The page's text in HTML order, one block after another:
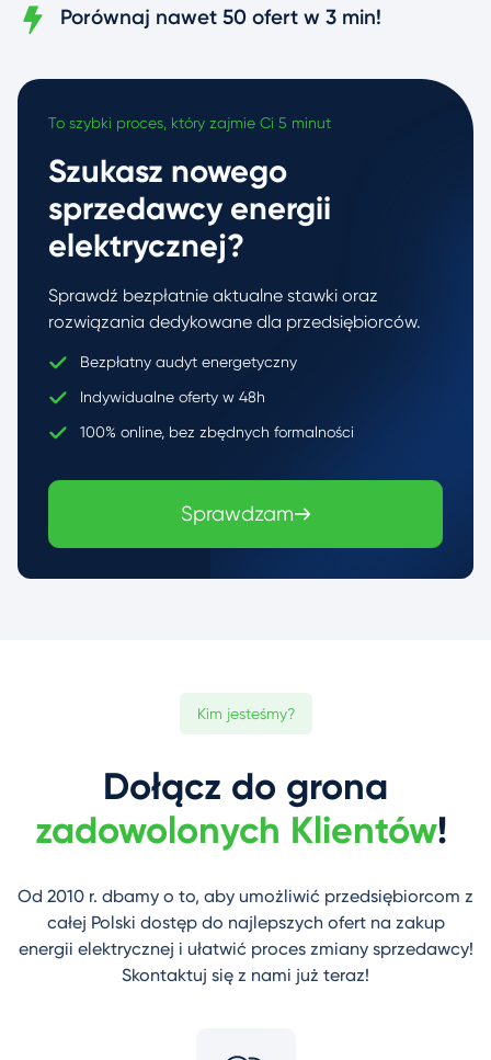
Porównaj nawet 50 ofert w 3 min!
To szybki proces, który zajmie Ci 5 minut
Szukasz nowego
sprzedawcy energii
elektrycznej?
Sprawdź bezpłatnie aktualne stawki oraz
rozwiązania dedykowane dla przedsiębiorców.
Bezpłatny audyt energetyczny
Indywidualne oferty w 48h
100% online, bez zbędnych formalności
Sprawdzam
Kim jesteśmy?
Dołącz do grona
zadowolonych Klientów!
Od 2010 r. dbamy o to, aby umożliwić przedsiębiorcom z
całej Polski dostęp do najlepszych ofert na zakup
energii elektrycznej i ułatwić proces zmiany sprzedawcy!
Skontaktuj się z nami już teraz!